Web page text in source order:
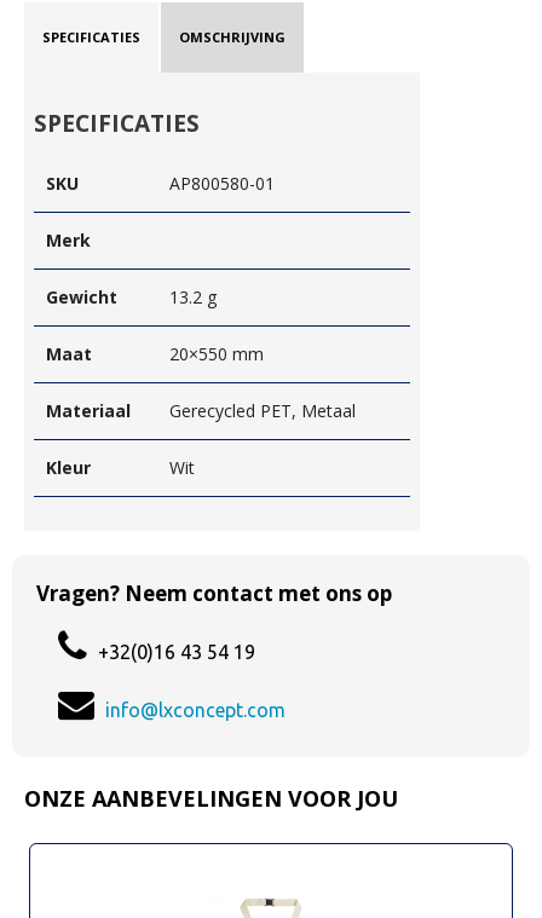
SPECIFICATIES OMSCHRIJVING
SPECIFICATIES
SKU AP800580-01
Merk
Gewicht 13.2 g
Maat 20×550 mm
Materiaal Gerecycled PET, Metaal
Kleur Wit
Vragen? Neem contact met ons op
+32(0)16 43 54 19
info@lxconcept.com
ONZE AANBEVELINGEN VOOR JOU